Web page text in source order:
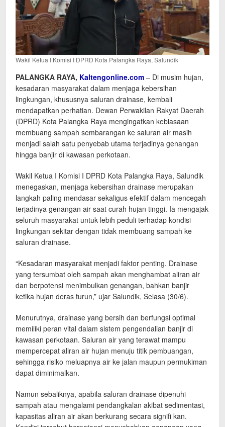
Wakil Ketua I Komisi I DPRD Kota Palangka Raya, Salundik
PALANGKA RAYA, Kaltengonline.com – Di musim hujan,
kesadaran masyarakat dalam menjaga kebersihan
lingkungan, khususnya saluran drainase, kembali
mendapatkan perhatian. Dewan Perwakilan Rakyat Daerah
(DPRD) Kota Palangka Raya mengingatkan kebiasaan
membuang sampah sembarangan ke saluran air masih
menjadi salah satu penyebab utama terjadinya genangan
hingga banjir di kawasan perkotaan.
Wakil Ketua I Komisi I DPRD Kota Palangka Raya, Salundik
menegaskan, menjaga kebersihan drainase merupakan
langkah paling mendasar sekaligus efektif dalam mencegah
terjadinya genangan air saat curah hujan tinggi. Ia mengajak
seluruh masyarakat untuk lebih peduli terhadap kondisi
lingkungan sekitar dengan tidak membuang sampah ke
saluran drainase.
“Kesadaran masyarakat menjadi faktor penting. Drainase
yang tersumbat oleh sampah akan menghambat aliran air
dan berpotensi menimbulkan genangan, bahkan banjir
ketika hujan deras turun,” ujar Salundik, Selasa (30/6).
Menurutnya, drainase yang bersih dan berfungsi optimal
memiliki peran vital dalam sistem pengendalian banjir di
kawasan perkotaan. Saluran air yang terawat mampu
mempercepat aliran air hujan menuju titik pembuangan,
sehingga risiko meluapnya air ke jalan maupun permukiman
dapat diminimalkan.
Namun sebaliknya, apabila saluran drainase dipenuhi
sampah atau mengalami pendangkalan akibat sedimentasi,
kapasitas aliran air akan berkurang secara signifi kan.